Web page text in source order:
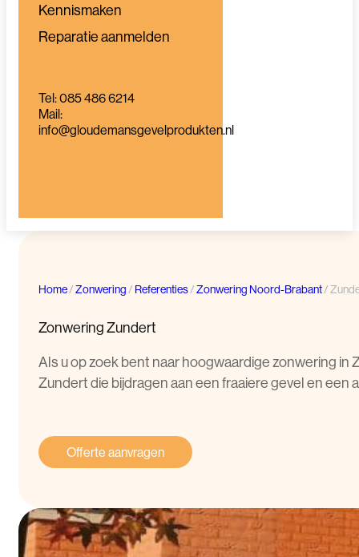
Kennismaken
Reparatie aanmelden
Tel: 085 486 6214
Mail:
info@gloudemansgevelprodukten.nl
Home/Zonwering/ Referenties/Zonwering Noord-Brabant/
Zonwering Zundert
Als u op zoek bent naar hoogwaardige zonwering
Zundert die bijdragen aan een fraaiere gevel en
Offerte aanvragen